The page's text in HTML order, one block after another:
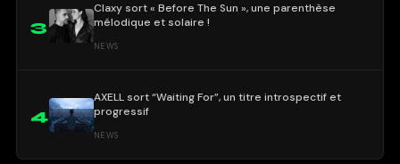
3
Claxy sort « Before The Sun », une parenthèse
mélodique et solaire !
NEWS
4
AXELL sort “Waiting For”, un titre introspectif et
progressif
NEWS